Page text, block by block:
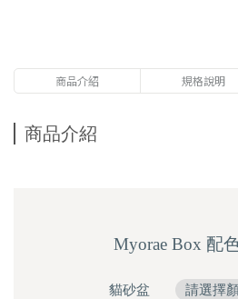
商品介紹 規格說明
商品介紹
Myorae Box 配
貓砂盆